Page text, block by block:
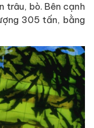
trâu, bò. Bên cạnh
305 tấn, bằng